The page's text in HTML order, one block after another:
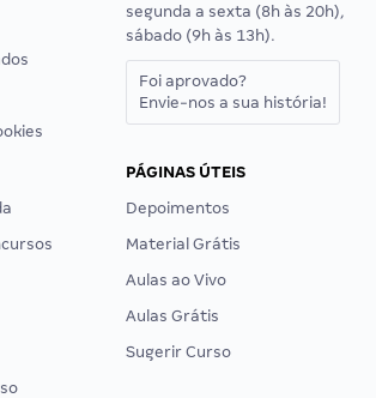
segunda a sexta (8h às 20h),
sábado (9h às 13h).
Foi aprovado?
Envie-nos a sua história!
PÁGINAS ÚTEIS
Depoimentos
Material Grátis
Aulas ao Vivo
Aulas Grátis
Sugerir Curso